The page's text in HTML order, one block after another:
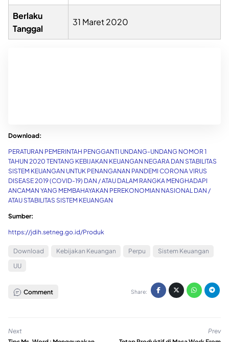
Berlaku
Tanggal
31 Maret 2020
Download:
PERATURAN PEMERINTAH PENGGANTI UNDANG-UNDANG NOMOR 1
TAHUN 2020 TENTANG KEBIJAKAN KEUANGAN NEGARA DAN STABILITAS
SISTEM KEUANGAN UNTUK PENANGANAN PANDEMI CORONA VIRUS
DISEASE 2019 (COVID-19) DAN / ATAU DALAM RANGKA MENGHADAPI
ANCAMAN YANG MEMBAHAYAKAN PEREKONOMIAN NASIONAL DAN /
ATAU STABILITAS SISTEM KEUANGAN
Sumber:
https://jdih.setneg.go.id/Produk
Download Kebijakan Keuangan Perpu
Sistem Keuangan
UU
Comment Share:
Next
Prev